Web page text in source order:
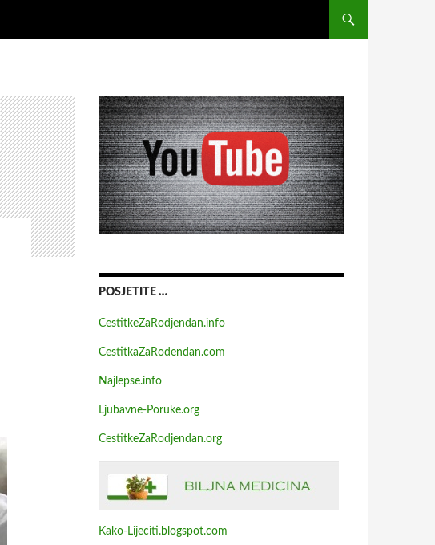
POSJETITE …
CestitkeZaRodjendan.info
CestitkaZaRodendan.com
Najlepse.info
Ljubavne-Poruke.org
CestitkeZaRodjendan.org
Kako-Lijeciti.blogspot.com